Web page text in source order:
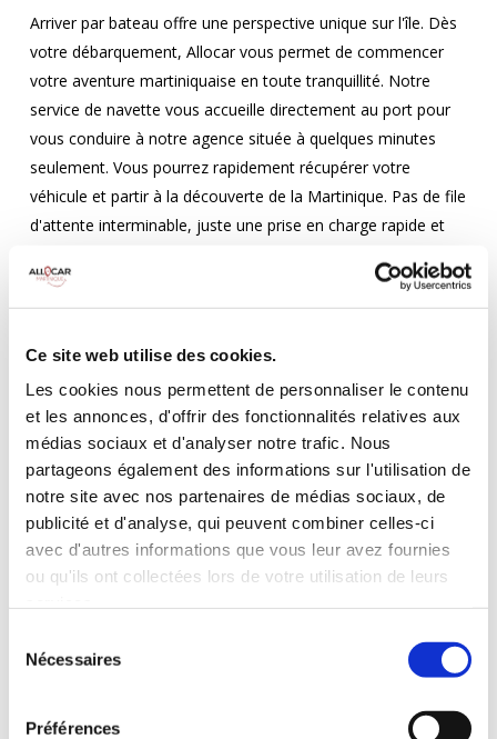
Ce site web utilise des cookies.
Les cookies nous permettent de personnaliser le contenu
et les annonces, d'offrir des fonctionnalités relatives aux
médias sociaux et d'analyser notre trafic. Nous
partageons également des informations sur l'utilisation de
notre site avec nos partenaires de médias sociaux, de
publicité et d'analyse, qui peuvent combiner celles-ci
avec d'autres informations que vous leur avez fournies
ou qu'ils ont collectées lors de votre utilisation de leurs
Nécessaires
Préférences
Arriver par bateau offre une perspective unique sur l'île. Dès
votre débarquement, Allocar vous permet de commencer
votre aventure martiniquaise en toute tranquillité. Notre
service de navette vous accueille directement au port pour
vous conduire à notre agence située à quelques minutes
seulement. Vous pourrez rapidement récupérer votre
véhicule et partir à la découverte de la Martinique. Pas de file
d'attente interminable, juste une prise en charge rapide et
votre séjour.